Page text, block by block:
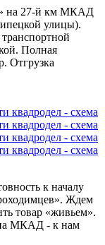
на 27-й км МКАД
улицы).
Полная
Отгрузка
к началу
Ждем
товар «живьем».
МКАД - к нам